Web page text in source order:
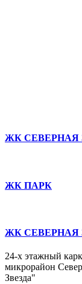
ЖК СЕВЕРНАЯ
ЖК ПАРК
ЖК СЕВЕРНАЯ
24-х этажный
микрорайон
Звезда"